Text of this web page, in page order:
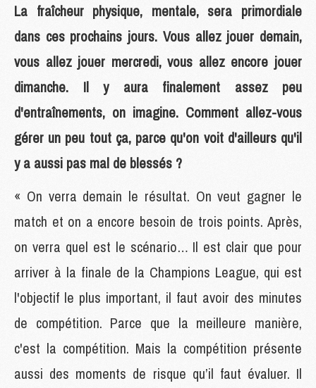
La fraîcheur physique, mentale, sera primordiale
dans ces prochains jours. Vous allez jouer demain,
vous allez jouer mercredi, vous allez encore jouer
dimanche. Il y aura finalement assez peu
d'entraînements, on imagine. Comment allez-vous
gérer un peu tout ça, parce qu'on voit d'ailleurs qu'il
y a aussi pas mal de blessés ?
« On verra demain le résultat. On veut gagner le
match et on a encore besoin de trois points. Après,
on verra quel est le scénario… Il est clair que pour
arriver à la finale de la Champions League, qui est
l'objectif le plus important, il faut avoir des minutes
de compétition. Parce que la meilleure manière,
c'est la compétition. Mais la compétition présente
aussi des moments de risque qu’il faut évaluer. Il